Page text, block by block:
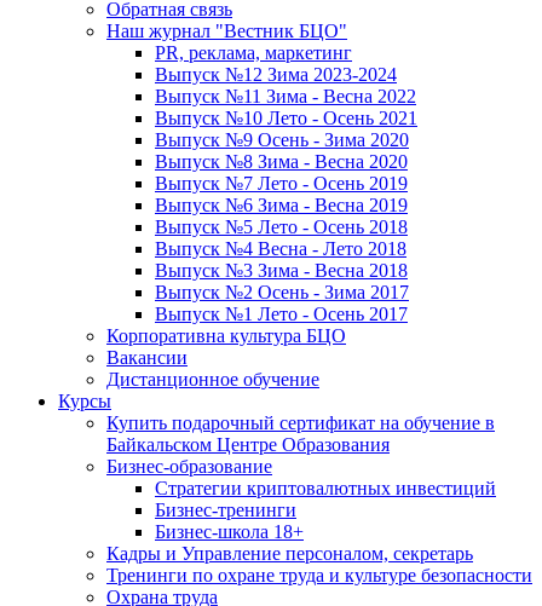
Обратная связь
Наш журнал "Вестник БЦО"
PR, реклама, маркетинг
Выпуск №12 Зима 2023-2024
Выпуск №11 Зима - Весна 2022
Выпуск №10 Лето - Осень 2021
Выпуск №9 Осень - Зима 2020
Выпуск №8 Зима - Весна 2020
Выпуск №7 Лето - Осень 2019
Выпуск №6 Зима - Весна 2019
Выпуск №5 Лето - Осень 2018
Выпуск №4 Весна - Лето 2018
Выпуск №3 Зима - Весна 2018
Выпуск №2 Осень - Зима 2017
Выпуск №1 Лето - Осень 2017
Корпоративна культура БЦО
Вакансии
Дистанционное обучение
Курсы
Купить подарочный сертификат на обучение в
Байкальском Центре Образования
Бизнес-образование
Стратегии криптовалютных инвестиций
Бизнес-тренинги
Бизнес-школа 18+
Кадры и Управление персоналом, секретарь
Тренинги по охране труда и культуре безопасности
Охрана труда